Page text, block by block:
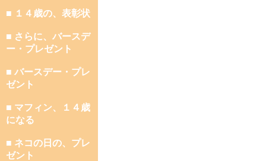
■ １４歳の、表彰状
■ さらに、バースデ
ー・プレゼント
■ バースデー・プレ
ゼント
■ マフィン、１４歳
になる
■ ネコの日の、プレ
ゼント